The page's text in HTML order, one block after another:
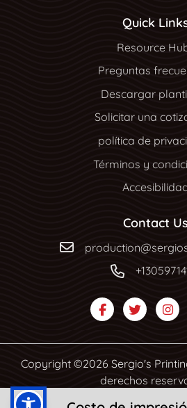
Quick
Resource
Resource
Preguntas
Descargar
Solicitar una
política de
Términos y
Contact Us
Copyright ©2026 Sergio's
derechos